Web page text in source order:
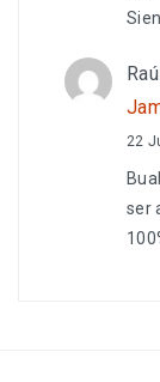
22
ser